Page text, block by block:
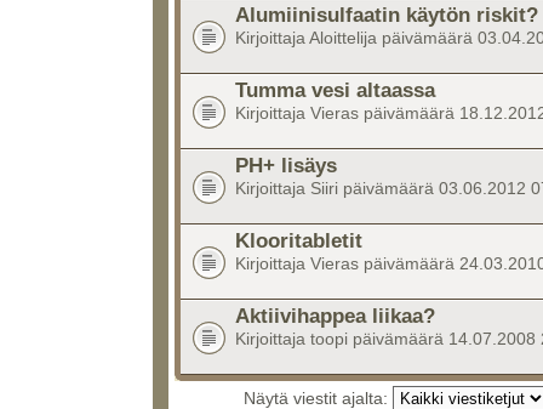
Alumiinisulfaatin käytön riskit?
Kirjoittaja Aloittelija päivämäärä
Tumma vesi altaassa
Kirjoittaja Vieras päivämäärä
PH+ lisäys
Kirjoittaja Siiri päivämäärä 03.06.2012
Klooritabletit
Kirjoittaja Vieras päivämäärä
Aktiivihappea liikaa?
Kirjoittaja toopi päivämäärä 14.07.2008
Näytä viestit ajalta: